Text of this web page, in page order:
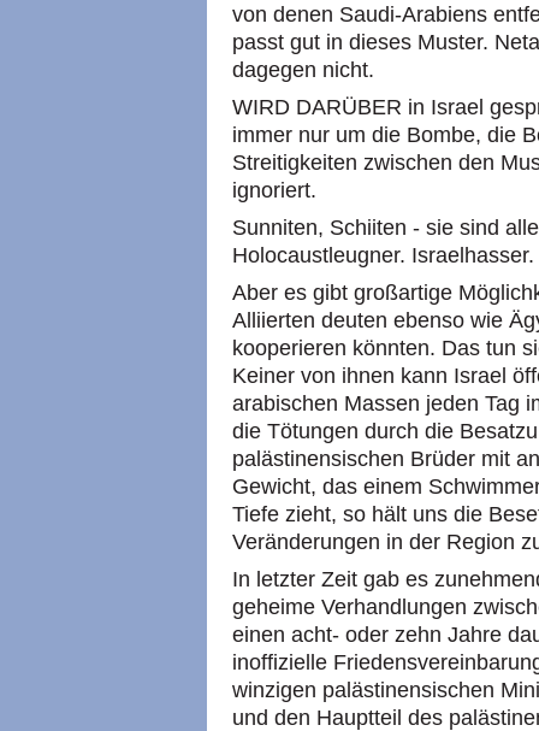
von denen Saudi-Arabiens
passt gut in dieses Muster.
dagegen nicht.
WIRD DARÜBER in Israel
immer nur um die Bombe, die
Streitigkeiten zwischen den
ignoriert.
Sunniten, Schiiten - sie sind
Holocaustleugner. Israelhasser.
Aber es gibt großartige
Alliierten deuten ebenso wie
kooperieren könnten. Das tun
Keiner von ihnen kann Israel
arabischen Massen jeden Tag
die Tötungen durch die
palästinensischen Brüder mit
Gewicht, das einem
Tiefe zieht, so hält uns die
Veränderungen in der Region
In letzter Zeit gab es
geheime Verhandlungen
einen acht- oder zehn Jahre
inoffizielle
winzigen palästinensischen
und den Hauptteil des